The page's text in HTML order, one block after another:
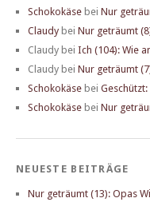
Schokokäse bei Nur
Claudy bei Nur geträumt
Claudy bei Ich (104): Wie
Claudy bei Nur geträumt
Schokokäse bei
Schokokäse bei Nur
NEUESTE BEITRÄGE
Nur geträumt (13): Opas